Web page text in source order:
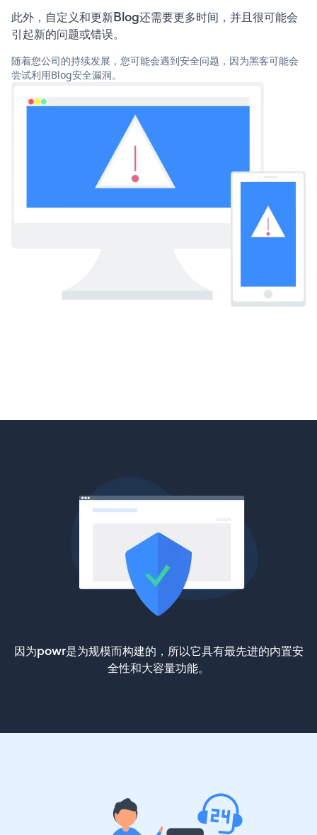
此外，自定义和更新Blog还需要更多时间，并且很可能会
引起新的问题或错误。
随着您公司的持续发展，您可能会遇到安全问题，因为黑客可能会
尝试利用Blog安全漏洞。
因为powr是为规模而构建的，所以它具有最先进的内置安
全性和大容量功能。